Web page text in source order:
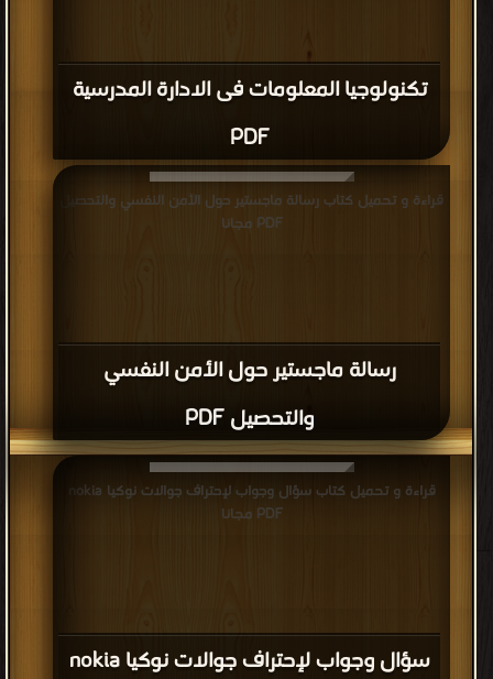
تكنولوجيا المعلومات فى الادارة المدرسية
PDF
رسالة ماجستير حول الأمن النفسي
والتحصيل PDF
قراءة و تحميل كتاب رسالة ماجستير حول الأمن النفسي والتحصيل
PDF مجانا
سؤال وجواب لإحتراف جوالات نوكيا nokia
قراءة و تحميل كتاب سؤال وجواب لإحتراف جوالات نوكيا nokia
PDF مجانا